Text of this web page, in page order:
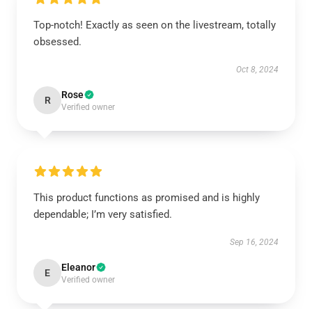
Top-notch! Exactly as seen on the livestream, totally
obsessed.
Oct 8, 2024
R Rose
Verified owner
This product functions as promised and is highly
dependable; I’m very satisfied.
Sep 16, 2024
E Eleanor
Verified owner